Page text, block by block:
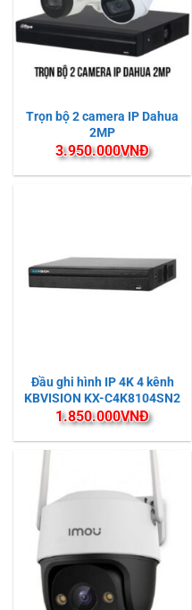
Trọn bộ 2 camera IP Dahua
2MP
3.950.000VNĐ
Đầu ghi hình IP 4K 4 kênh
KBVISION KX-C4K8104SN2
1.850.000VNĐ